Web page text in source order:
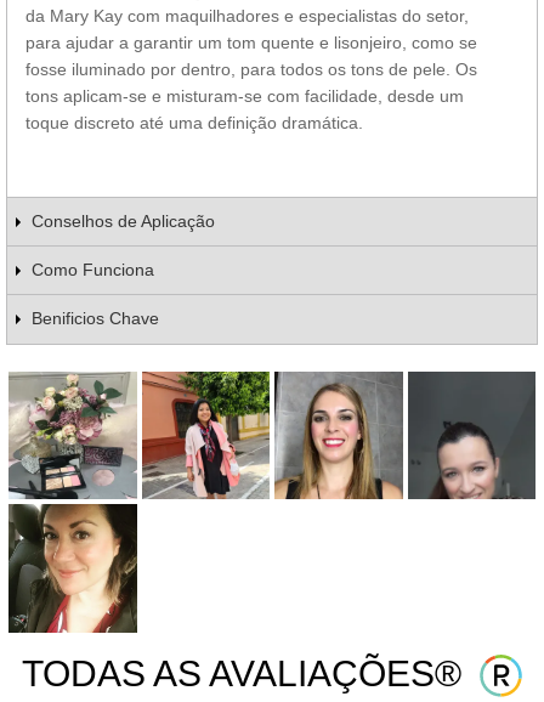
da Mary Kay com maquilhadores e especialistas do setor,
para ajudar a garantir um tom quente e lisonjeiro, como se
fosse iluminado por dentro, para todos os tons de pele. Os
tons aplicam-se e misturam-se com facilidade, desde um
toque discreto até uma definição dramática.
Conselhos de Aplicação
Como Funciona
Benificios Chave
TODAS AS AVALIAÇÕES®